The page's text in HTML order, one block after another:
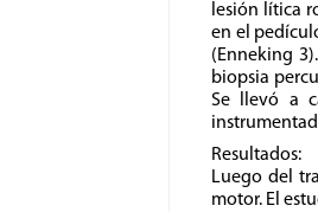
lesión lítica
en el
(Enneking
biopsia
Se llevó a
Resultados:
Luego del
motor. El